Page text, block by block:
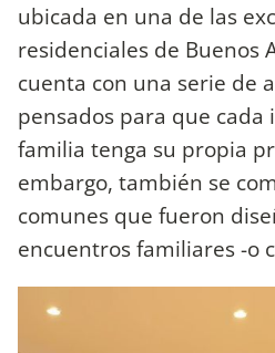
ubicada en una de las
residenciales de Buenos
cuenta con una serie de
pensados para que cada
familia tenga su propia
embargo, también se
comunes que fueron
encuentros familiares -o